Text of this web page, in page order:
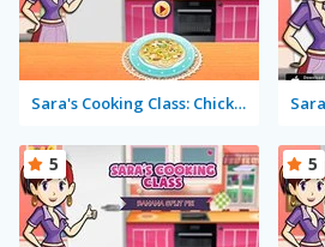
Sara's Cooking Class: Chicken Fettuccine Alfredo
5 5